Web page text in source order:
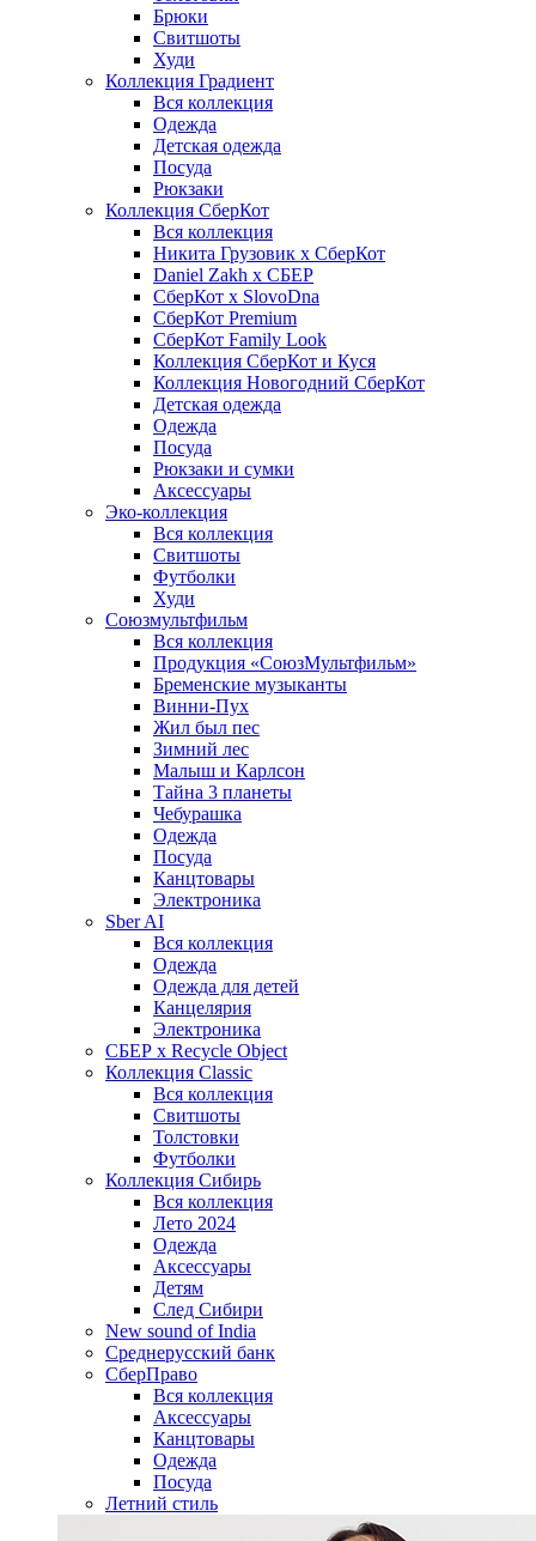
Брюки
Свитшоты
Худи
Коллекция Градиент
Вся коллекция
Одежда
Детская одежда
Посуда
Рюкзаки
Коллекция СберКот
Вся коллекция
Никита Грузовик х СберКот
Daniel Zakh x СБЕР
СберКот x SlovoDna
СберКот Premium
СберКот Family Look
Коллекция СберКот и Куся
Коллекция Новогодний СберКот
Детская одежда
Одежда
Посуда
Рюкзаки и сумки
Аксессуары
Эко-коллекция
Вся коллекция
Свитшоты
Футболки
Худи
Союзмультфильм
Вся коллекция
Продукция «СоюзМультфильм»
Бременские музыканты
Винни-Пух
Жил был пес
Зимний лес
Малыш и Карлсон
Тайна 3 планеты
Чебурашка
Одежда
Посуда
Канцтовары
Электроника
Sber AI
Вся коллекция
Одежда
Одежда для детей
Канцелярия
Электроника
СБЕР x Recycle Object
Коллекция Classic
Вся коллекция
Свитшоты
Толстовки
Футболки
Коллекция Сибирь
Вся коллекция
Лето 2024
Одежда
Аксессуары
Детям
След Сибири
New sound of India
Среднерусский банк
СберПраво
Вся коллекция
Аксессуары
Канцтовары
Одежда
Посуда
Летний стиль